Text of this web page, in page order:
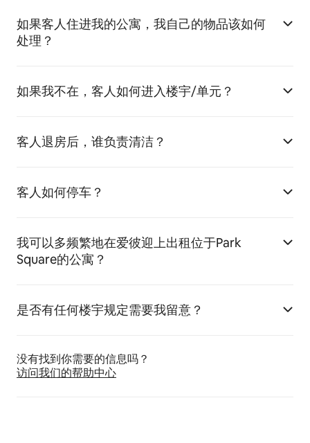
如果客人住进我的公寓，我自己的物品该如何
处理？
如果我不在，客人如何进入楼宇/单元？
客人退房后，谁负责清洁？
客人如何停车？
我可以多频繁地在爱彼迎上出租位于Park
Square的公寓？
是否有任何楼宇规定需要我留意？
没有找到你需要的信息吗？
访问我们的帮助中心